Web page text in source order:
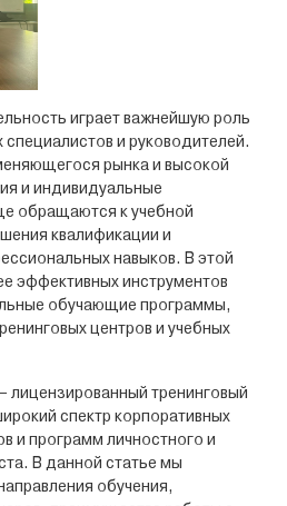
играет важнейшую роль
и руководителей.
рынка и высокой
и индивидуальные
обращаются к учебной
квалификации и
навыков. В этой
эффективных инструментов
обучающие программы,
центров и учебных
лицензированный тренинговый
спектр корпоративных
и программ личностного и
В данной статье мы
обучения,